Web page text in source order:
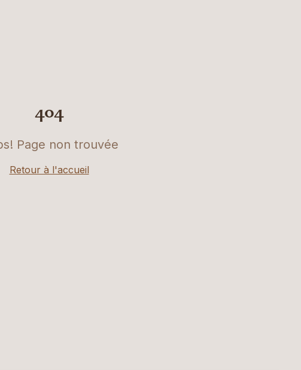
404
Page non trouvée
Retour à l'accueil